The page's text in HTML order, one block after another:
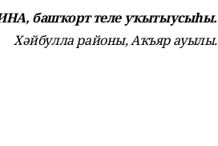
башҡорт теле уҡытыусыһы.
Хәйбулла районы, Аҡъяр ауылы.